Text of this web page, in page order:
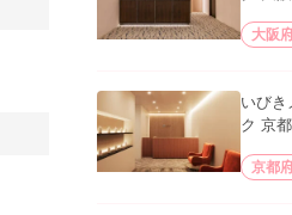
大阪
いびき
ク 京
京都